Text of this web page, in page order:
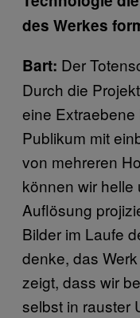
des Werkes
Bart: Der
Durch die
eine
Publikum mit
von mehreren
können wir
Auflösung
Bilder im Laufe
denke, das
zeigt, dass wir
selbst in rauster